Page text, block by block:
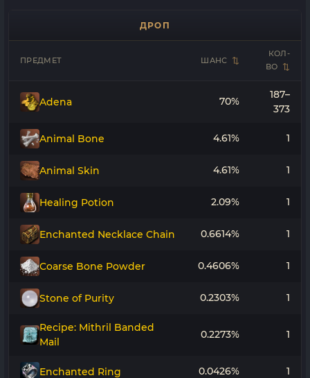
ДРОП
ПРЕДМЕТ ШАНС
КОЛ-
ВО
Adena 70%
187–
373
Animal Bone 4.61% 1
Animal Skin 4.61% 1
Healing Potion 2.09% 1
Enchanted Necklace Chain 0.6614% 1
Coarse Bone Powder 0.4606% 1
Stone of Purity 0.2303% 1
Recipe: Mithril Banded
Mail
0.2273% 1
Enchanted Ring 0.0426% 1